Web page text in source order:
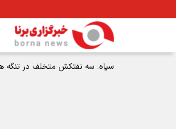
سپاه: سه نفتکش متخلف در تنگه